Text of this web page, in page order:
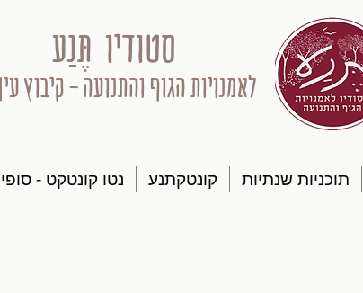
סטודיו תֶּנַע
לאמנויות הגוף והתנועה - קיבוץ
תוכניות שנתיות קונטקתנע נטו קונטקט -